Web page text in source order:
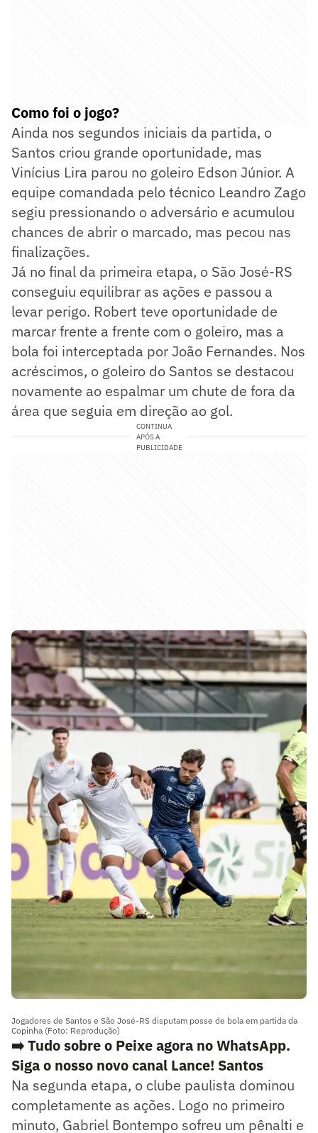
Como foi o jogo?
Ainda nos segundos iniciais da partida, o
Santos criou grande oportunidade, mas
Vinícius Lira parou no goleiro Edson Júnior. A
equipe comandada pelo técnico Leandro Zago
segiu pressionando o adversário e acumulou
chances de abrir o marcado, mas pecou nas
finalizações.
Já no final da primeira etapa, o São José-RS
conseguiu equilibrar as ações e passou a
levar perigo. Robert teve oportunidade de
marcar frente a frente com o goleiro, mas a
bola foi interceptada por João Fernandes. Nos
acréscimos, o goleiro do Santos se destacou
novamente ao espalmar um chute de fora da
área que seguia em direção ao gol.
CONTINUA
APÓS A
PUBLICIDADE
Jogadores de Santos e São José-RS disputam posse de bola em partida da
Copinha (Foto: Reprodução)
➡️ Tudo sobre o Peixe agora no WhatsApp.
Siga o nosso novo canal Lance! Santos
Na segunda etapa, o clube paulista dominou
completamente as ações. Logo no primeiro
minuto, Gabriel Bontempo sofreu um pênalti e